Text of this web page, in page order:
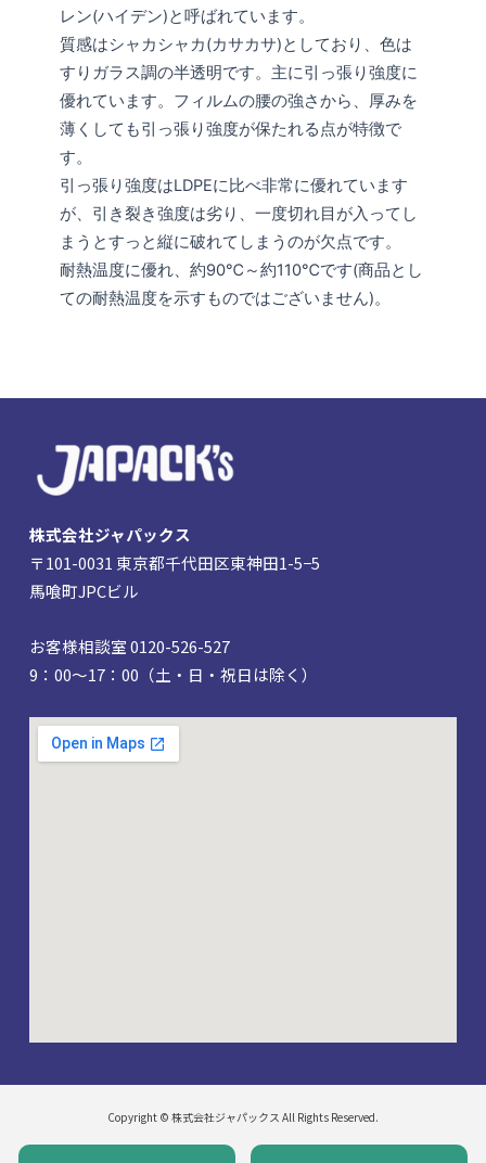
レン(ハイデン)と呼ばれています。
質感はシャカシャカ(カサカサ)としており、色は
すりガラス調の半透明です。主に引っ張り強度に
優れています。フィルムの腰の強さから、厚みを
薄くしても引っ張り強度が保たれる点が特徴で
す。
引っ張り強度はLDPEに比べ非常に優れています
が、引き裂き強度は劣り、一度切れ目が入ってし
まうとすっと縦に破れてしまうのが欠点です。
耐熱温度に優れ、約90℃～約110℃です(商品とし
ての耐熱温度を示すものではございません)。
株式会社ジャパックス
〒101-0031 東京都千代田区東神田1-5−5
馬喰町JPCビル
お客様相談室 0120-526-527
9：00～17：00（土・日・祝日は除く）
Copyright © 株式会社ジャパックス All Rights Reserved.